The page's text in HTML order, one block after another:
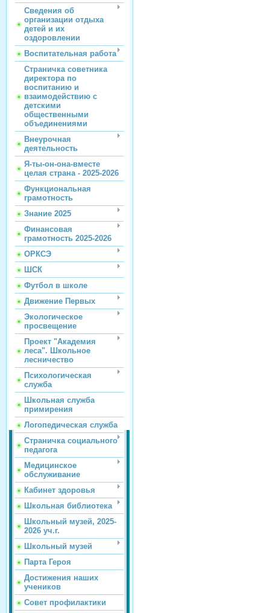
Сведения об
организации отдыха
детей и их
оздоровлении
Воспитательная работа
Страничка советника
директора по
воспитанию и
взаимодействию с
детскими
общественными
объединениями
Внеурочная
деятельность
Я-ты-он-она-вместе
целая страна - 2025-2026
Функциональная
грамотность
Знание 2025
Финансовая
грамотность 2025-2026
ОРКСЭ
ШСК
Футбол в школе
Движение Первых
Экологическое
просвещение
Проект "Академия
леса". Школьное
лесничество
Психологическая
служба
Школьная служба
примирения
Логопедическая служба
Страничка социального
педагога
Медицинское
обслуживание
Кабинет здоровья
Школьная библиотека
Школьный музей, 2025-
2026 уч.г.
Школьный музей
Парта Героя
Достижения наших
учеников
Совет профилактики